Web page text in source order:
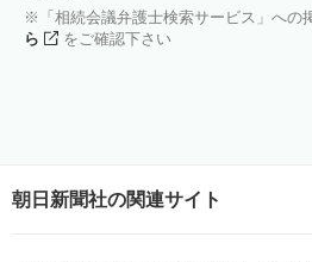
「相続会議弁護士検索サービス」への
ら
をご確認下さい
朝日新聞社の関連サイト